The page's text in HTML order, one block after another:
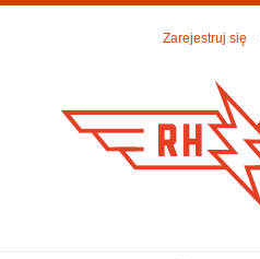
Zarejestruj się